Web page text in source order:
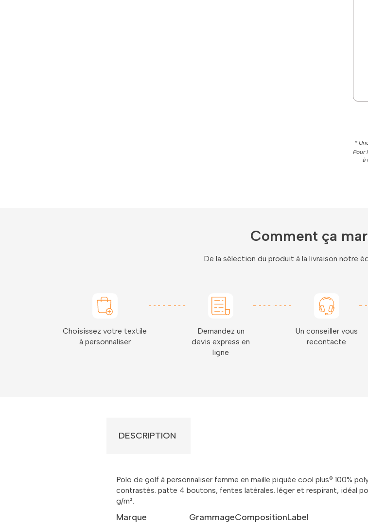
*
Pour
à
Comment ça
De la sélection du produit à la livraison notre
Choisissez votre textile
à personnaliser
Demandez un
devis express en
ligne
Un conseiller vous
recontacte
DESCRIPTION
Polo de golf à personnaliser femme en maille piquée cool plus® 100%
contrastés. patte 4 boutons, fentes latérales. léger et respirant, idéal
g/m².
Marque GrammageCompositionLabel